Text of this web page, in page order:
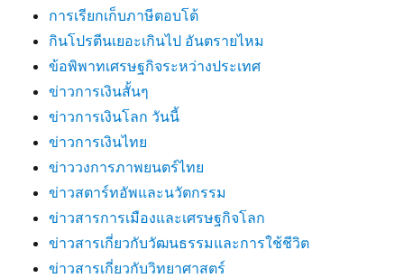
การเรียกเก็บภาษีตอบโต้
กินโปรตีนเยอะเกินไป อันตรายไหม
ข้อพิพาทเศรษฐกิจระหว่างประเทศ
ข่าวการเงินสั้นๆ
ข่าวการเงินโลก วันนี้
ข่าวการเงินไทย
ข่าววงการภาพยนตร์ไทย
ข่าวสตาร์ทอัพและนวัตกรรม
ข่าวสารการเมืองและเศรษฐกิจโลก
ข่าวสารเกี่ยวกับวัฒนธรรมและการใช้ชีวิต
ข่าวสารเกี่ยวกับวิทยาศาสตร์